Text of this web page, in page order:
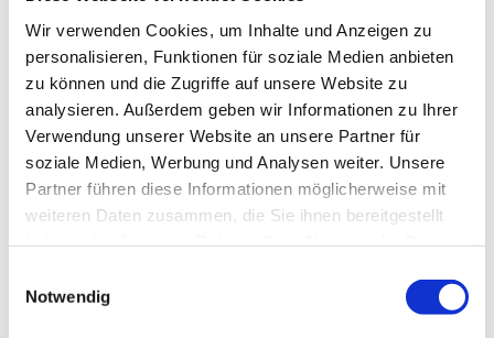
Wir verwenden Cookies, um Inhalte und Anzeigen zu
personalisieren, Funktionen für soziale Medien anbieten
zu können und die Zugriffe auf unsere Website zu
analysieren. Außerdem geben wir Informationen zu Ihrer
Verwendung unserer Website an unsere Partner für
soziale Medien, Werbung und Analysen weiter. Unsere
Partner führen diese Informationen möglicherweise mit
weiteren Daten zusammen, die Sie ihnen bereitgestellt
Notwendig
BauPortal Fachmagazin der Berufsgenossenschaft
der Bauwirtschaft